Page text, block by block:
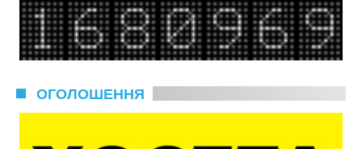
ОГОЛОШЕННЯ